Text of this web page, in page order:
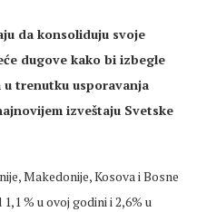
da konsoliduju svoje
dugove kako bi izbegle
trenutku usporavanja
izveštaju Svetske
Makedonije, Kosova i Bosne
% u ovoj godini i 2,6% u